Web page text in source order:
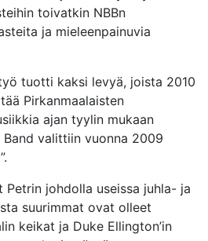
toivatkin NBBn
ja mieleenpainuvia
tuotti kaksi levyä, joista 2010
Pirkanmaalaisten
ajan tyylin mukaan
valittiin vuonna 2009
johdolla useissa juhla- ja
suurimmat ovat olleet
keikat ja Duke Ellington’in